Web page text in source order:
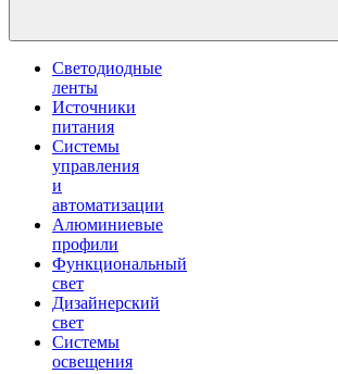
Светодиодные
ленты
Источники
питания
Системы
управления
и
автоматизации
Алюминиевые
профили
Функциональный
свет
Дизайнерский
свет
Системы
освещения